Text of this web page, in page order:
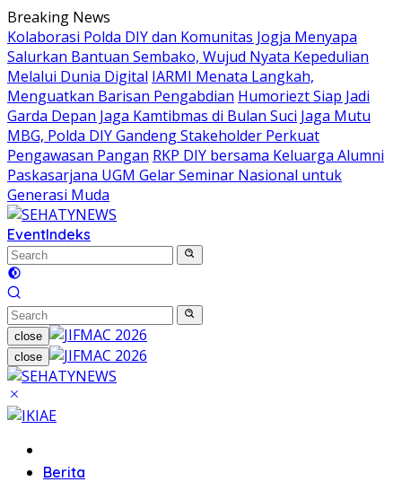
Skip
to
content
Breaking News
Kolaborasi Polda DIY dan Komunitas Jogja Menyapa
Salurkan Bantuan Sembako, Wujud Nyata Kepedulian
Melalui Dunia Digital IARMI Menata Langkah,
Menguatkan Barisan Pengabdian Humoriezt Siap Jadi
Garda Depan Jaga Kamtibmas di Bulan Suci Jaga Mutu
MBG, Polda DIY Gandeng Stakeholder Perkuat
Pengawasan Pangan RKP DIY bersama Keluarga Alumni
Paskasarjana UGM Gelar Seminar Nasional untuk
Generasi Muda
EventIndeks
close
close
Berita